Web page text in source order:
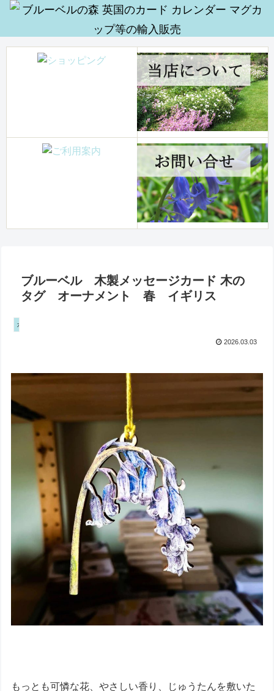
ブルーベル 木製メッセージカード 木の
タグ オーナメント 春 イギリス
カントリーサイド
2026.03.03
もっとも可憐な花、やさしい香り、じゅうたんを敷いた